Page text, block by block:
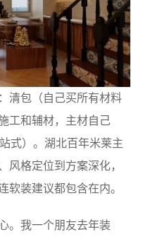
清包（自己买所有材料
工和辅材，主材自己
式）。湖北百年米莱主
风格定位到方案深化，
软装建议都包含在内。
。我一个朋友去年装